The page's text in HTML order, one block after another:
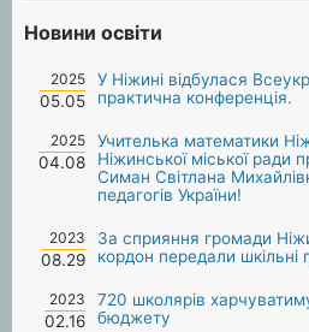
Новини освіти
2025
05.05
У Ніжині відбулася
практична конференція.
2025
04.08
Учителька математики
Ніжинської міської ради
Симан Світлана
педагогів України!
2023
08.29
За сприяння громади
кордон передали шкільні
2023
02.16
720 школярів
бюджету